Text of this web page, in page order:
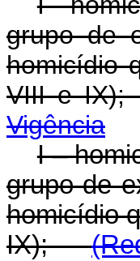
grupo de
homicídio
VIII e
Vigência
I –
grupo de
homicídio
IX);